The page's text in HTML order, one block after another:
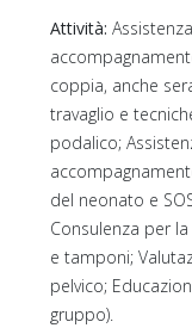
Attività:
coppia, anche
travaglio e
podalico;
del neonato e
Consulenza per
e tamponi;
pelvico;
gruppo).